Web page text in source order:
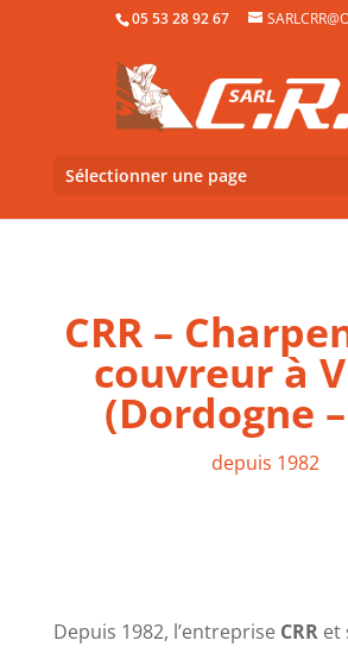
05 53 28 92 67
Sélectionner une page
CRR –
couvreur à
(Dordogne
depuis 1982
Depuis 1982, l’entreprise CRRet